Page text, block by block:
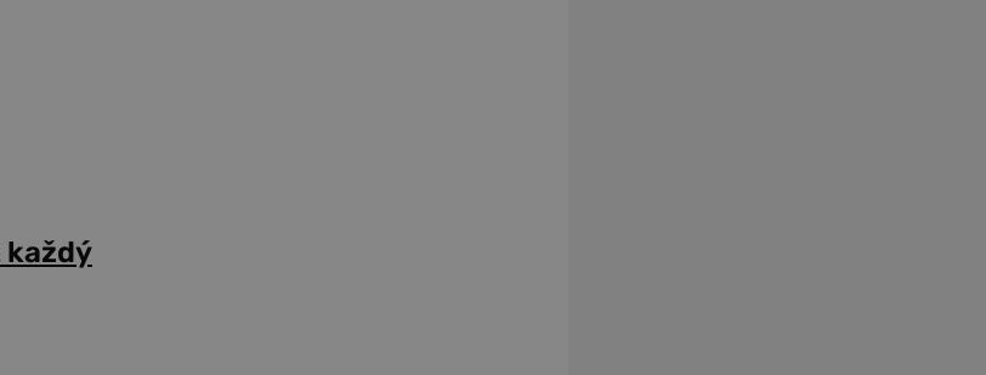
každý